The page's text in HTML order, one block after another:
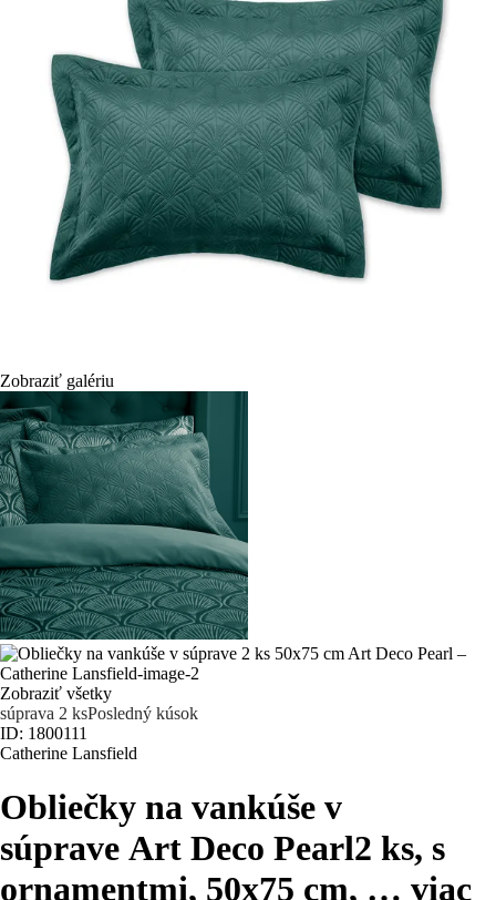
Zobraziť galériu
Zobraziť všetky
súprava 2 ksPosledný kúsok
ID: 1800111
Catherine Lansfield
Obliečky na vankúše v
súprave Art Deco Pearl2 ks, s
ornamentmi, 50x75 cm, … viac